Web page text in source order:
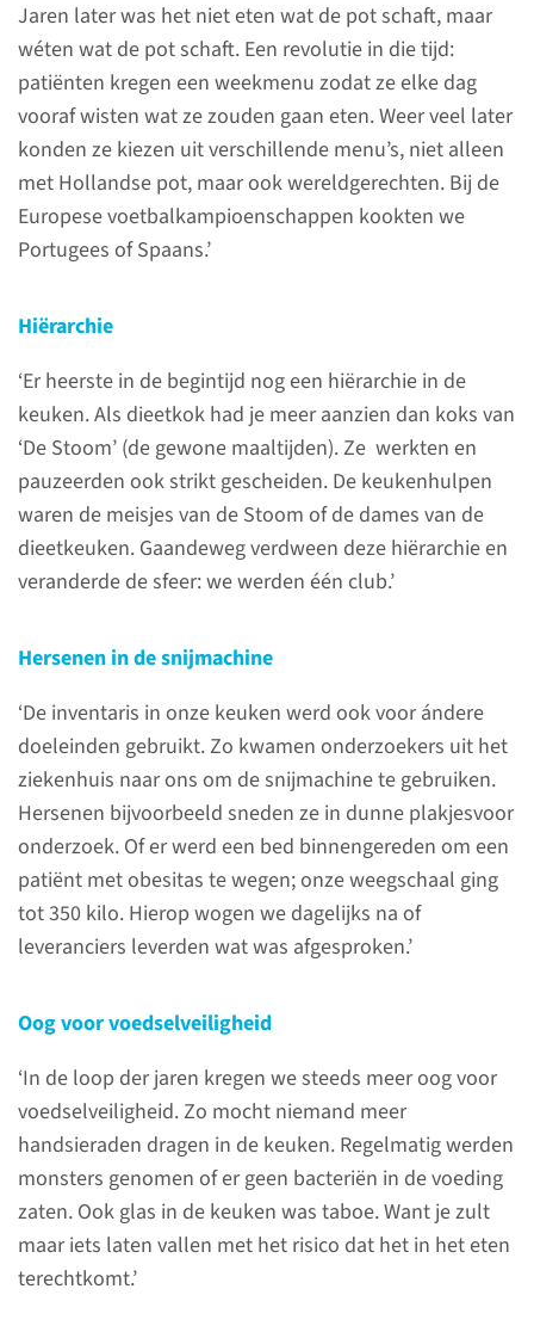
Jaren later was het niet eten wat de pot schaft, maar
wéten wat de pot schaft. Een revolutie in die tijd:
patiënten kregen een weekmenu zodat ze elke dag
vooraf wisten wat ze zouden gaan eten. Weer veel later
konden ze kiezen uit verschillende menu’s, niet alleen
met Hollandse pot, maar ook wereldgerechten. Bij de
Europese voetbalkampioenschappen kookten we
Portugees of Spaans.’
Hiërarchie
‘Er heerste in de begintijd nog een hiërarchie in de
keuken. Als dieetkok had je meer aanzien dan koks van
‘De Stoom’ (de gewone maaltijden). Ze werkten en
pauzeerden ook strikt gescheiden. De keukenhulpen
waren de meisjes van de Stoom of de dames van de
dieetkeuken. Gaandeweg verdween deze hiërarchie en
veranderde de sfeer: we werden één club.’
Hersenen in de snijmachine
‘De inventaris in onze keuken werd ook voor ándere
doeleinden gebruikt. Zo kwamen onderzoekers uit het
ziekenhuis naar ons om de snijmachine te gebruiken.
Hersenen bijvoorbeeld sneden ze in dunne plakjesvoor
onderzoek. Of er werd een bed binnengereden om een
patiënt met obesitas te wegen; onze weegschaal ging
tot 350 kilo. Hierop wogen we dagelijks na of
leveranciers leverden wat was afgesproken.’
Oog voor voedselveiligheid
‘In de loop der jaren kregen we steeds meer oog voor
voedselveiligheid. Zo mocht niemand meer
handsieraden dragen in de keuken. Regelmatig werden
monsters genomen of er geen bacteriën in de voeding
zaten. Ook glas in de keuken was taboe. Want je zult
maar iets laten vallen met het risico dat het in het eten
terechtkomt.’
(1968-2020) aan de
Heyendaalseweg
Maaltijden mét lekkere toetjes.
Vanaf 1968 werden ze bereid in
de Centrale Patiëntenkeuken
aan de Heyendaalseweg.
Gerechten als stamppot, nasi
naar de verpleegafdelingen.
Het kunstwerk is een
eerbetoon aan alle
medewerkers die er van 1968
tot 2016 hebben gewerkt. In
2020 is het gebouw afgebroken.
Contact
Meer weten over dit
kunstwerk?
contactformulier
Locatie